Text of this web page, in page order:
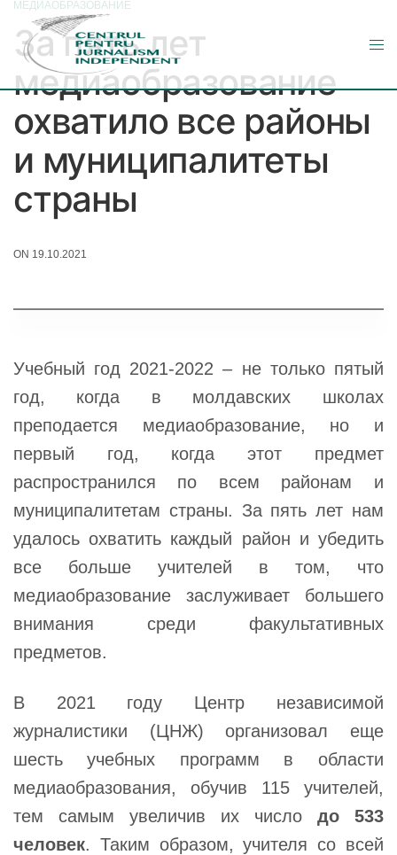
МЕДИАОБРАЗОВАНИЕ
За пять лет
медиаобразование
охватило все районы
и муниципалитеты
страны
ON 19.10.2021
Учебный год 2021-2022 – не только пятый
год, когда в молдавских школах
преподается медиаобразование, но и
первый год, когда этот предмет
распространился по всем районам и
муниципалитетам страны. За пять лет нам
удалось охватить каждый район и убедить
все больше учителей в том, что
медиаобразование заслуживает большего
внимания среди факультативных
предметов.
В 2021 году Центр независимой
журналистики (ЦНЖ) организовал еще
шесть учебных программ в области
медиаобразования, обучив 115 учителей,
тем самым увеличив их число до
533
человек. Таким образом, учителя со всей